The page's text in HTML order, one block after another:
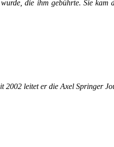
die ihm gebührte. Sie
2002 leitet er die Axel Springer